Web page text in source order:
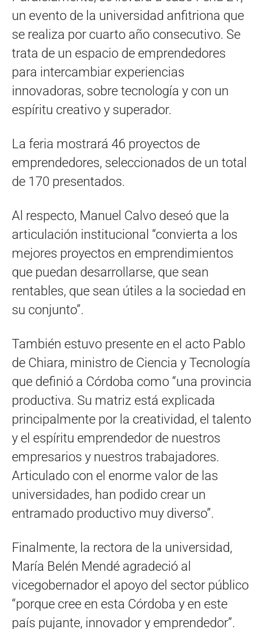
un evento de la universidad anfitriona que
se realiza por cuarto año consecutivo. Se
trata de un espacio de emprendedores
para intercambiar experiencias
innovadoras, sobre tecnología y con un
espíritu creativo y superador.
La feria mostrará 46 proyectos de
emprendedores, seleccionados de un total
de 170 presentados.
Al respecto, Manuel Calvo deseó que la
articulación institucional “convierta a los
mejores proyectos en emprendimientos
que puedan desarrollarse, que sean
rentables, que sean útiles a la sociedad en
su conjunto”.
También estuvo presente en el acto Pablo
de Chiara, ministro de Ciencia y Tecnología
que definió a Córdoba como “una provincia
productiva. Su matriz está explicada
principalmente por la creatividad, el talento
y el espíritu emprendedor de nuestros
empresarios y nuestros trabajadores.
Articulado con el enorme valor de las
universidades, han podido crear un
entramado productivo muy diverso”.
Finalmente, la rectora de la universidad,
María Belén Mendé agradeció al
vicegobernador el apoyo del sector público
“porque cree en esta Córdoba y en este
país pujante, innovador y emprendedor”.